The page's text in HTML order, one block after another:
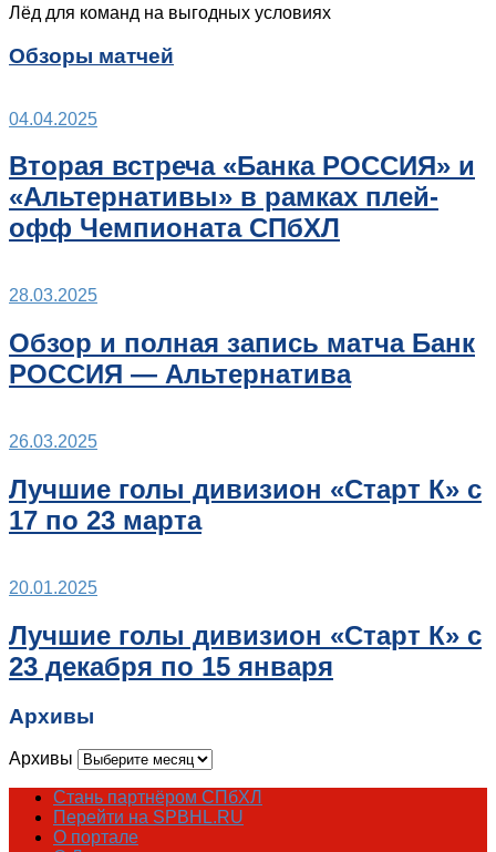
Лёд для команд на выгодных условиях
Обзоры матчей
04.04.2025
Вторая встреча «Банка РОССИЯ» и
«Альтернативы» в рамках плей-
офф Чемпионата СПбХЛ
28.03.2025
Обзор и полная запись матча Банк
РОССИЯ — Альтернатива
26.03.2025
Лучшие голы дивизион «Старт К» с
17 по 23 марта
20.01.2025
Лучшие голы дивизион «Старт К» с
23 декабря по 15 января
Архивы
Архивы
Стань партнёром СПбХЛ
Перейти на SPBHL.RU
О портале